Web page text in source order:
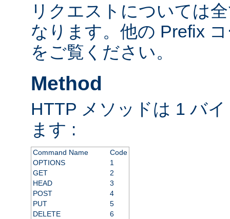
リクエストについては
なります。他の Prefix
をご覧ください。
Method
HTTP メソッドは 1 バ
ます :
Command Name
Code
OPTIONS
1
GET
2
HEAD
3
POST
4
PUT
5
DELETE
6